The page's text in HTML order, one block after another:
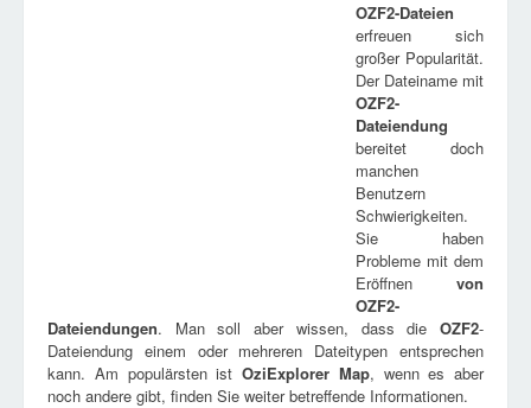
OZF2-Dateien
erfreuen sich
großer Popularität.
Der Dateiname mit
OZF2-
Dateiendung
bereitet doch
manchen
Benutzern
Schwierigkeiten.
Sie haben
Probleme mit dem
Eröffnen von
OZF2-
Dateiendungen. Man soll aber wissen, dass die OZF2-
Dateiendung einem oder mehreren Dateitypen entsprechen
kann. Am populärsten ist OziExplorer Map, wenn es aber
noch andere gibt, finden Sie weiter betreffende Informationen.